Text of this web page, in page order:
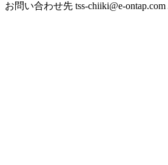
お問い合わせ先 tss-chiiki@e-